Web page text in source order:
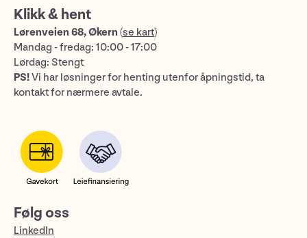
Klikk & hent
Lørenveien 68, Økern (se kart)
Mandag - fredag: 10:00 - 17:00
Lørdag: Stengt
PS!Vi har løsninger for henting utenfor åpningstid, ta
kontakt for nærmere avtale.
Følg oss
LinkedIn